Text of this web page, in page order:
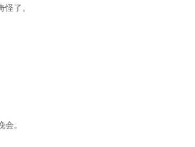
了。
。